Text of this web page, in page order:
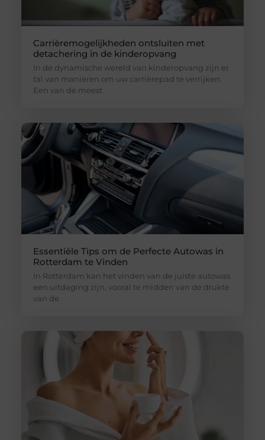
Carrièremogelijkheden ontsluiten met
detachering in de kinderopvang
In de dynamische wereld van kinderopvang zijn er
tal van manieren om uw carrièrepad te verrijken.
Een van de meest
Essentiële Tips om de Perfecte Autowas in
Rotterdam te Vinden
In Rotterdam kan het vinden van de juiste autowas
een uitdaging zijn, vooral te midden van de drukte
van de